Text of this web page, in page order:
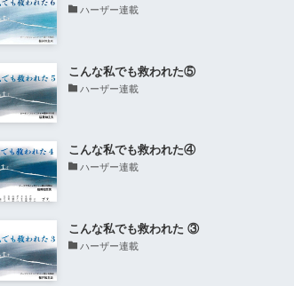
ハーザー連載
こんな私でも救われた⑤
ハーザー連載
こんな私でも救われた④
ハーザー連載
こんな私でも救われた ③
ハーザー連載